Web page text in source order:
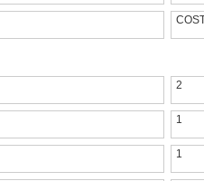
2
1
1